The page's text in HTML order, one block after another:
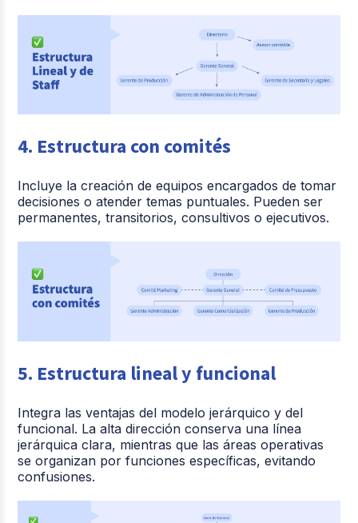
4. Estructura con comités
Incluye la creación de equipos encargados de tomar
decisiones o atender temas puntuales. Pueden ser
permanentes, transitorios, consultivos o ejecutivos.
5. Estructura lineal y funcional
Integra las ventajas del modelo jerárquico y del
funcional. La alta dirección conserva una línea
jerárquica clara, mientras que las áreas operativas
se organizan por funciones específicas, evitando
confusiones.